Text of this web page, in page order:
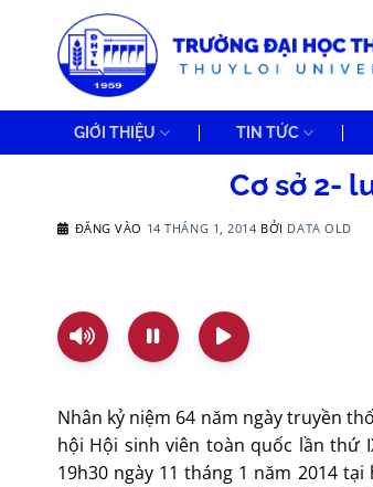
GIỚI THIỆU TIN TỨC
Cơ sở 2-
ĐĂNG VÀO 14 THÁNG 1, 2014 BỞI DATA OLD
Nhân kỷ niệm 64 năm ngày truyền
hội Hội sinh viên toàn quốc lần thứ
19h30 ngày 11 tháng 1 năm 2014